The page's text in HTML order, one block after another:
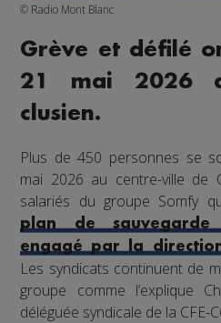
© Radio Mont Blanc
Grève et défilé
21 mai 2026
clusien.
Plus de 450 personnes se
mai 2026 au centre-ville de
salariés du groupe Somfy
plan de sauvegarde
engagé par la
Les syndicats continuent de
groupe comme l’explique
déléguée syndicale de la CFE-